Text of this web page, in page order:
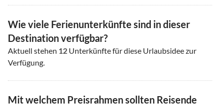
Wie viele Ferienunterkünfte sind in dieser
Destination verfügbar?
Aktuell stehen 12 Unterkünfte für diese Urlaubsidee zur
Verfügung.
Mit welchem Preisrahmen sollten Reisende